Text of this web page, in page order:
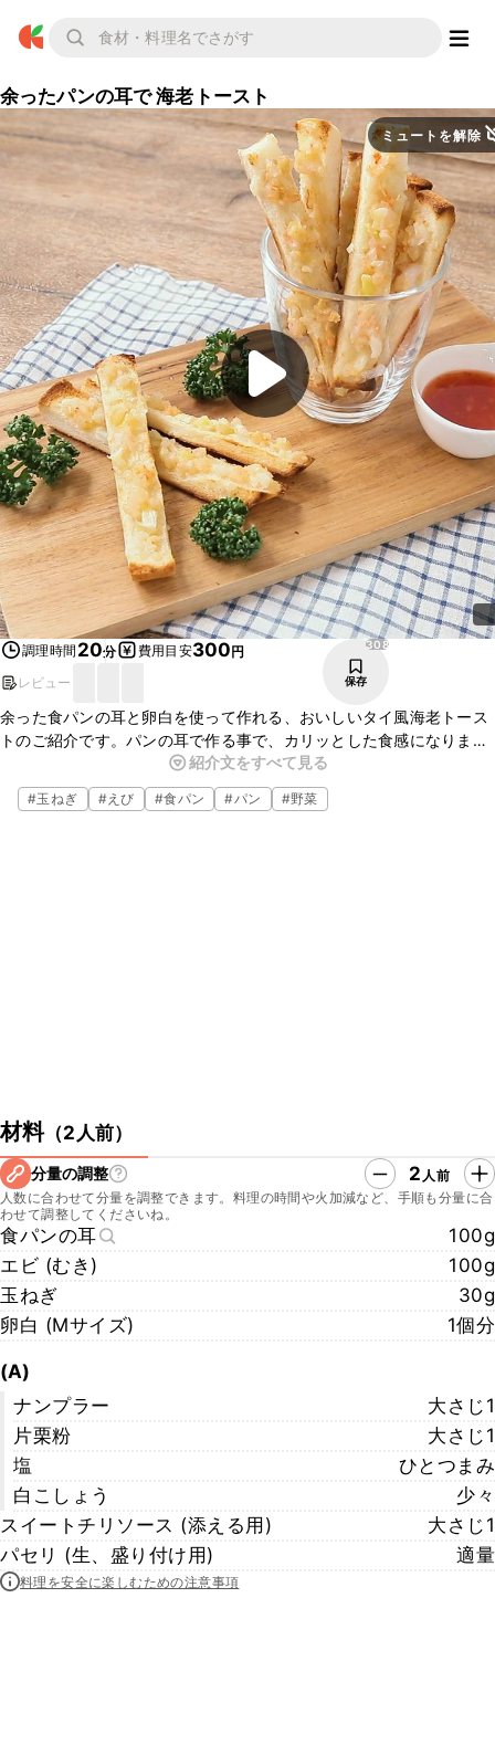
余ったパンの耳で 海老トースト
ミュートを解除
調理時間 20分 費用目安300円
レビュー
308
保存
余った食パンの耳と卵白を使って作れる、おいしいタイ風海老トース
トのご紹介です。パンの耳で作る事で、カリッとした食感になります
よ。お酒のおつまみにもおすすめですよ。簡単に出来るのでぜひお試
しくださいね。
紹介文をすべて見る
#玉ねぎ #えび #食パン #パン #野菜
材料（2人前）
分量の調整 2 人前
人数に合わせて分量を調整できます。料理の時間や火加減など、手順も分量に合
わせて調整してくださいね。
食パンの耳
100g
エビ (むき)
100g
玉ねぎ
30g
卵白 (Mサイズ)
1個分
(A)
ナンプラー
大さじ1
片栗粉
大さじ1
塩
ひとつまみ
白こしょう
少々
スイートチリソース (添える用)
大さじ1
パセリ (生、盛り付け用)
適量
料理を安全に楽しむための注意事項